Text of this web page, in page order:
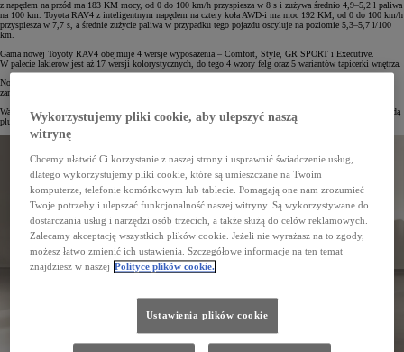
z napędem na przód ma 183 KM mocy, od 0 do 100 km/h przyspiesza w 8 s i zużywa średnio 4,9–5,2 l paliwa
na 100 km. Toyota RAV4 z inteligentnym napędem na cztery koła AWD-i ma moc 192 KM, od 0 do 100 km/h
przyspiesza w 7,7 s, a średnie zużycie paliwa w przypadku tego pojazdu oscyluje na poziomie 5,3–5,7 l/100
km.
Gama nowej Toyoty RAV4 obejmuje 4 wersje wyposażenia – Comfort, Style, GR SPORT i Executive.
W palecie lakierów jest aż 17 wersji kolorystycznych, do tego 4 wzory felg oraz 5 wariantów tapicerki wnętrza.
Nowa Toyota RAV4 kosztuje od 181 600 zł (z uwzględnieniem Ekobonusu 7,3%). Samochód można już
zamawiać w salonach Toyoty.
Warto tu wspomnieć, że w późniejszym terminie do oferty ma również dołączyć nowa Toyota RAV4 z hybrydą
plug-in najnowszej generacji.
Wykorzystujemy pliki cookie, aby ulepszyć naszą
witrynę
Chcemy ułatwić Ci korzystanie z naszej strony i usprawnić świadczenie usług,
dlatego wykorzystujemy pliki cookie, które są umieszczane na Twoim
komputerze, telefonie komórkowym lub tablecie. Pomagają one nam zrozumieć
Twoje potrzeby i ulepszać funkcjonalność naszej witryny. Są wykorzystywane do
dostarczania usług i narzędzi osób trzecich, a także służą do celów reklamowych.
Zalecamy akceptację wszystkich plików cookie. Jeżeli nie wyrażasz na to zgody,
możesz łatwo zmienić ich ustawienia. Szczegółowe informacje na ten temat
znajdziesz w naszej Polityce plików cookie.
Ustawienia plików cookie